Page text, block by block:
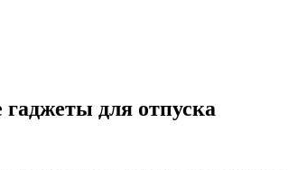
для отпуска